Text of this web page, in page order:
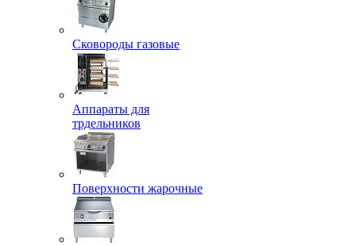
Сковороды газовые
Аппараты для
трдельников
Поверхности жарочные